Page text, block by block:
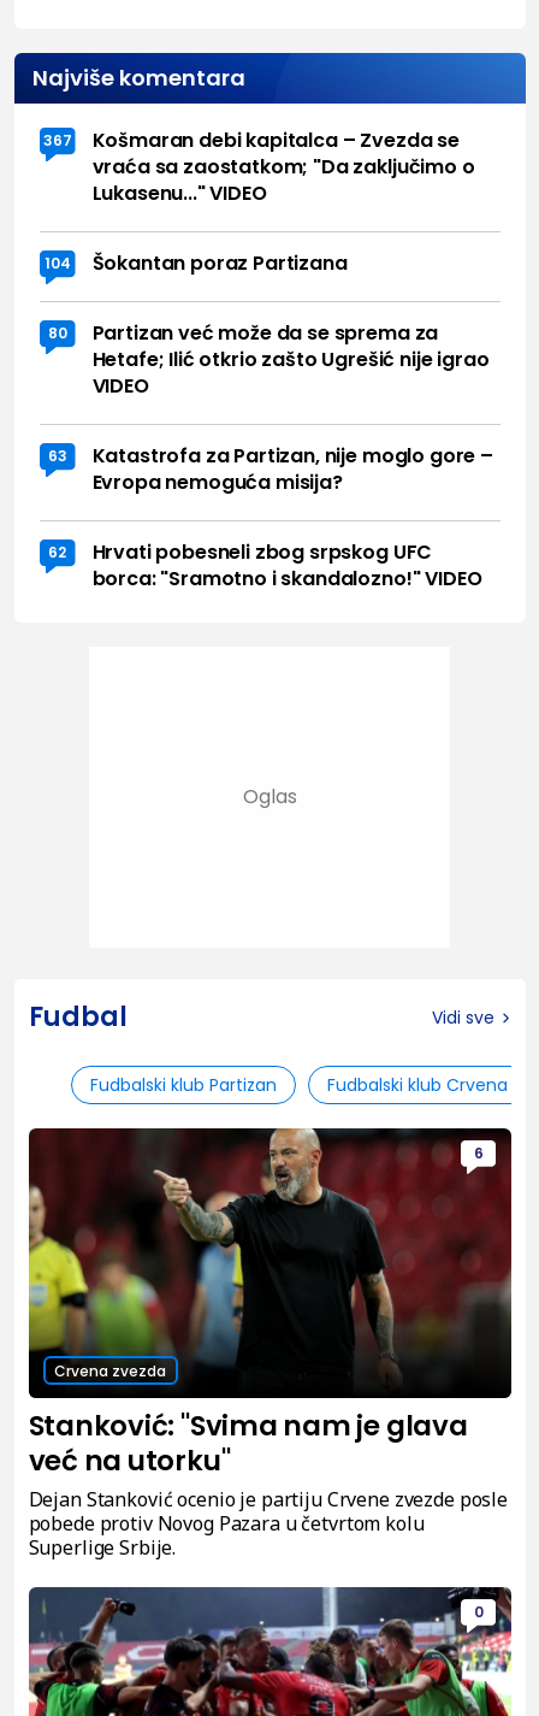
Najviše komentara
367
Košmaran debi kapitalca – Zvezda se
vraća sa zaostatkom; "Da zaključimo o
Lukasenu..." VIDEO
104 Šokantan poraz Partizana
80
Partizan već može da se sprema za
Hetafe; Ilić otkrio zašto Ugrešić nije igrao
VIDEO
63
Katastrofa za Partizan, nije moglo gore –
Evropa nemoguća misija?
62
Hrvati pobesneli zbog srpskog UFC
borca: "Sramotno i skandalozno!" VIDEO
Fudbal Vidi sve
Fudbalski klub Partizan Fudbalski klub Crvena
6
Crvena zvezda
Stanković: "Svima nam je glava
već na utorku"
Dejan Stanković ocenio je partiju Crvene zvezde posle
pobede protiv Novog Pazara u četvrtom kolu
Superlige Srbije.
0